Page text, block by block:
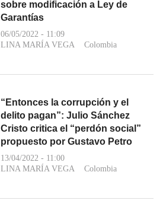
sobre modificación a Ley de
Garantías
06/05/2022 - 11:09
LINA MARÍA VEGA
Colombia
“Entonces la corrupción y el
delito pagan”: Julio Sánchez
Cristo critica el “perdón social”
propuesto por Gustavo Petro
13/04/2022 - 11:00
LINA MARÍA VEGA
Colombia